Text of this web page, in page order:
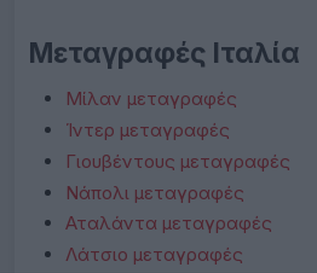
Μεταγραφές Ιταλία
Μίλαν μεταγραφές
Ίντερ μεταγραφές
Γιουβέντους μεταγραφές
Νάπολι μεταγραφές
Αταλάντα μεταγραφές
Λάτσιο μεταγραφές